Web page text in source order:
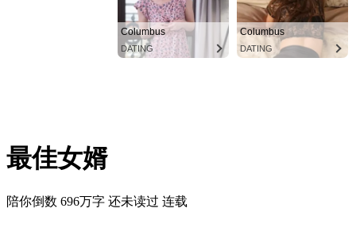
最佳女婿
陪你倒数 696万字 还未读过 连载